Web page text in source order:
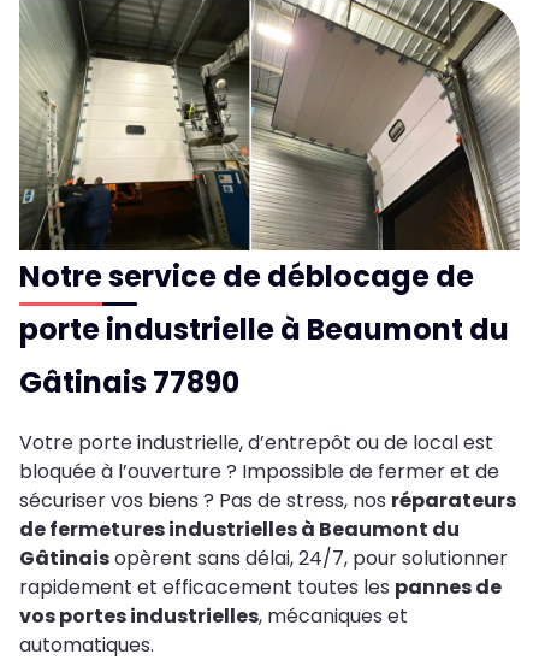
Notre service de déblocage de
porte industrielle à Beaumont du
Gâtinais 77890
Votre porte industrielle, d’entrepôt ou de local est
bloquée à l’ouverture ? Impossible de fermer et de
sécuriser vos biens ? Pas de stress, nos réparateurs
de fermetures industrielles à Beaumont du
Gâtinaisopèrent sans délai, 24/7, pour solutionner
rapidement et efficacement toutes les pannes de
vos portes industrielles, mécaniques et
automatiques.